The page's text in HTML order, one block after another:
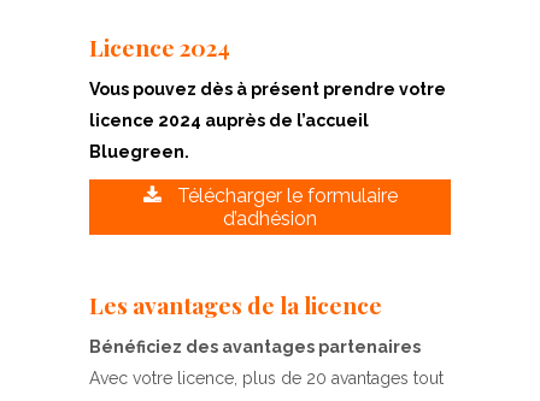
Licence 2024
Vous pouvez dès à présent prendre votre
licence 2024 auprès de l’accueil
Bluegreen.
Télécharger le formulaire
d’adhésion
Les avantages de la licence
Bénéficiez des avantages partenaires
Avec votre licence, plus de 20 avantages tout